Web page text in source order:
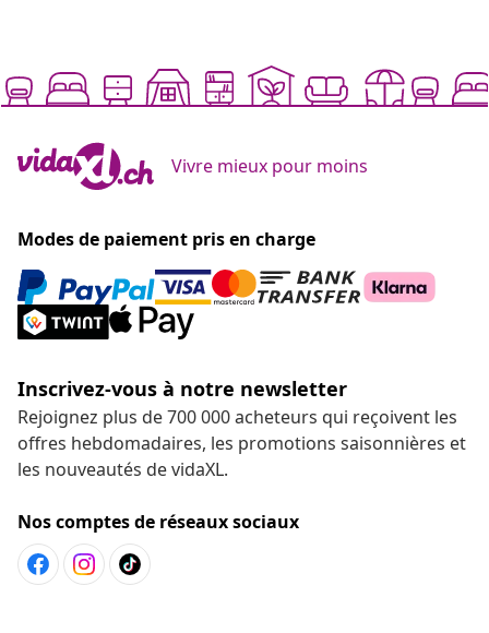
Vivre mieux pour moins
Modes de paiement pris en charge
Inscrivez-vous à notre newsletter
Rejoignez plus de 700 000 acheteurs qui reçoivent les
offres hebdomadaires, les promotions saisonnières et
les nouveautés de vidaXL.
Nos comptes de réseaux sociaux